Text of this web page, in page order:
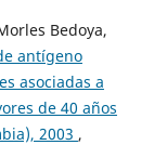
Bedoya,
antígeno
asociadas a
de 40 años
2003 ,